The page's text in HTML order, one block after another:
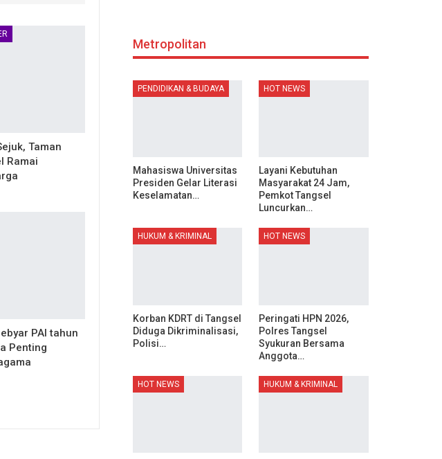
Taman
Ramai
PAI tahun
Penting
Metropolitan
PENDIDIKAN & BUDAYA
Mahasiswa Universitas
Presiden Gelar Literasi
Keselamatan…
HOT NEWS
Layani Kebutuhan
Masyarakat 24 Jam,
Pemkot Tangsel
Luncurkan…
HUKUM & KRIMINAL
Korban KDRT di Tangsel
Diduga Dikriminalisasi,
Polisi…
HOT NEWS
Peringati HPN 2026,
Polres Tangsel
Syukuran Bersama
Anggota…
HOT NEWS HUKUM & KRIMINAL